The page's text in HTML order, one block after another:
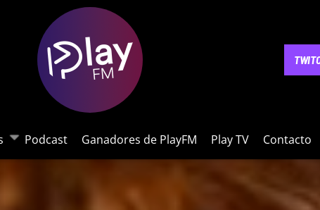
Podcast Ganadores de PlayFM Play TV Contacto
NOTICIAS